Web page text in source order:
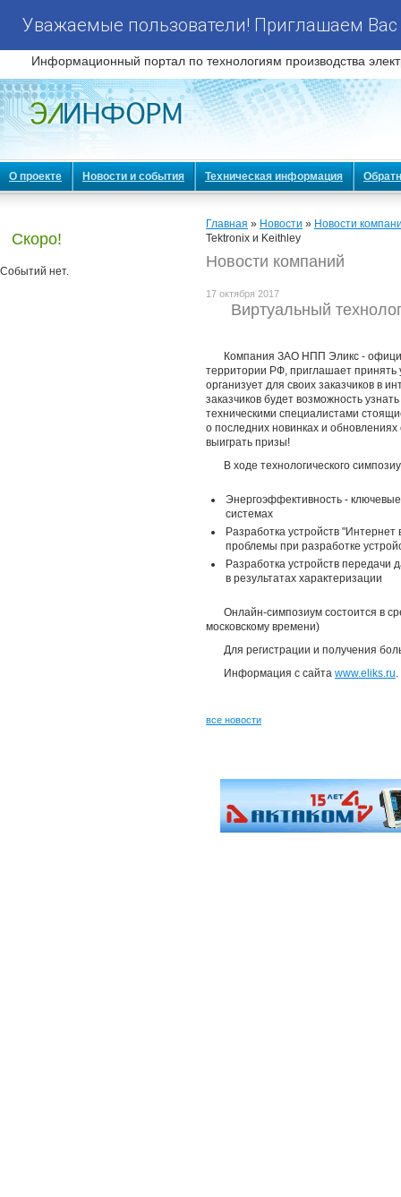
Уважаемые пользователи! Приглашаем
Информационный портал по технологиям производства
О проекте Новости и события Техническая информация
Скоро!
Событий нет.
Главная » Новости » Новости
Tektronix и Keithley
Новости компаний
17 октября 2017
Виртуальный
Компания ЗАО НПП Эликс -
территории РФ, приглашает принять
организует для своих заказчиков в
заказчиков будет возможность
техническими специалистами
о последних новинках и
выиграть призы!
В ходе технологического
Энергоэффективность -
системах
Разработка устройств
проблемы при разработке
Разработка устройств передачи
в результатах характеризации
Онлайн-симпозиум состоится в
московскому времени)
Для регистрации и получения
Информация с сайта www.eliks.ru.
все новости